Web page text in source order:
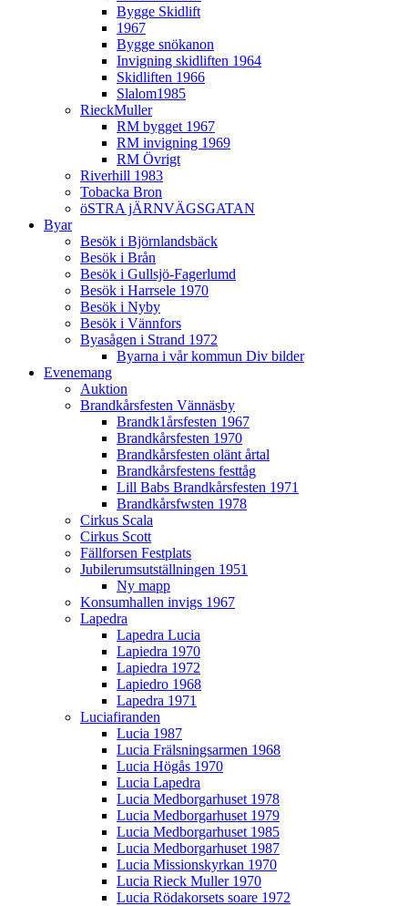
Bygge Skidlift
1967
Bygge snökanon
Invigning skidliften 1964
Skidliften 1966
Slalom1985
RieckMuller
RM bygget 1967
RM invigning 1969
RM Övrigt
Riverhill 1983
Tobacka Bron
öSTRA jÄRNVÄGSGATAN
Byar
Besök i Björnlandsbäck
Besök i Brån
Besök i Gullsjö-Fagerlumd
Besök i Harrsele 1970
Besök i Nyby
Besök i Vännfors
Byasågen i Strand 1972
Byarna i vår kommun Div bilder
Evenemang
Auktion
Brandkårsfesten Vännäsby
Brandk1årsfesten 1967
Brandkårsfesten 1970
Brandkårsfesten olänt årtal
Brandkårsfestens festtåg
Lill Babs Brandkårsfesten 1971
Brandkårsfwsten 1978
Cirkus Scala
Cirkus Scott
Fällforsen Festplats
Jubilerumsutställningen 1951
Ny mapp
Konsumhallen invigs 1967
Lapedra
Lapedra Lucia
Lapiedra 1970
Lapiedra 1972
Lapiedro 1968
Lapedra 1971
Luciafiranden
Lucia 1987
Lucia Frälsningsarmen 1968
Lucia Högås 1970
Lucia Lapedra
Lucia Medborgarhuset 1978
Lucia Medborgarhuset 1979
Lucia Medborgarhuset 1985
Lucia Medborgarhuset 1987
Lucia Missionskyrkan 1970
Lucia Rieck Muller 1970
Lucia Rödakorsets soare 1972